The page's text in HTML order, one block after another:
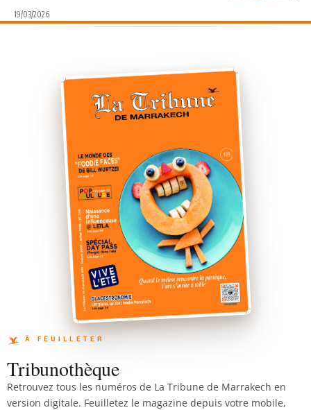
19/03/2026
Tribunothèque
Retrouvez tous les numéros de La Tribune de Marrakech en
version digitale. Feuilletez le magazine depuis votre mobile,